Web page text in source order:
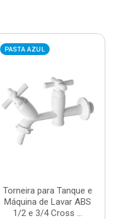
PASTA AZUL
Torneira para Tanque e
Máquina de Lavar ABS
1/2 e 3/4 Cross ...